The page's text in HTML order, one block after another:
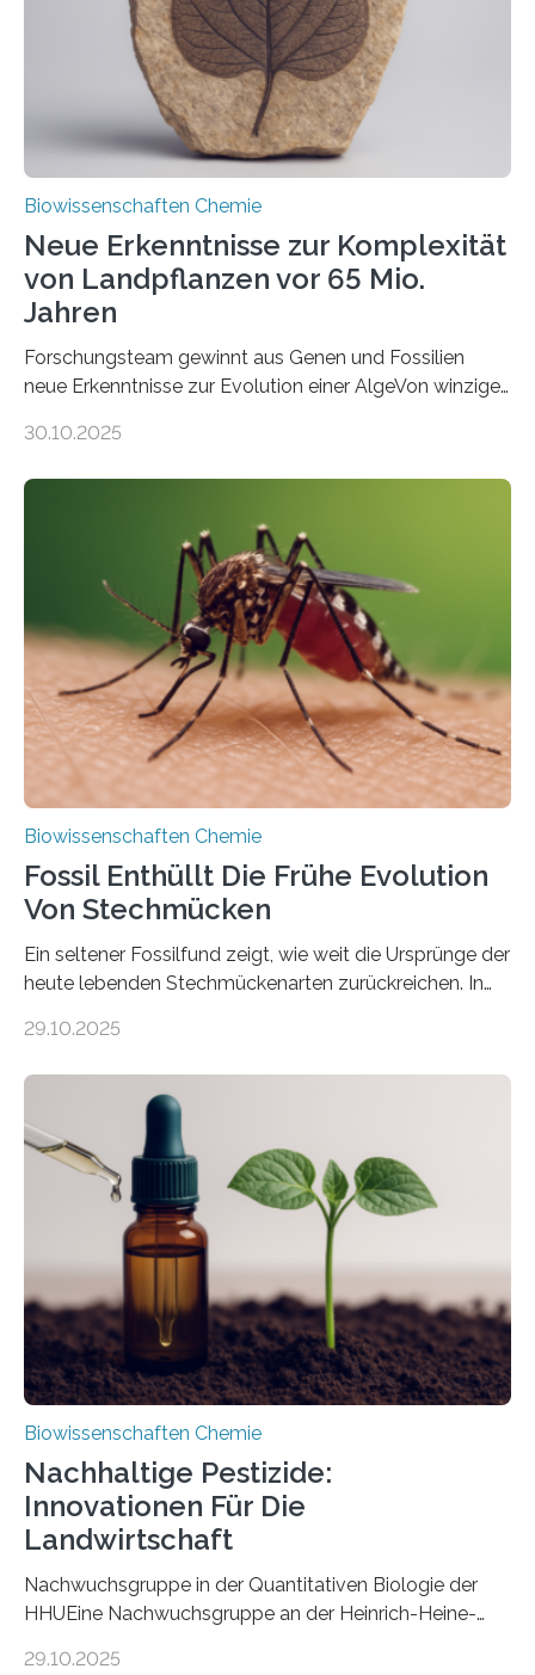
Funktionsfähigkeit der Organellen entscheidend ist. Die
Studie wurde am 28. Oktober 2025 in der
Fachzeitschrift…
Biowissenschaften Chemie
Neue Erkenntnisse zur Komplexität
von Landpflanzen vor 65 Mio.
Jahren
Forschungsteam gewinnt aus Genen und Fossilien
neue Erkenntnisse zur Evolution einer AlgeVon winzigen
Landpflanzen zählen zu den komplexesten
Grünalgen, die vor Hunderten von Millionen Jahren
lebten. Unter den Vorfahren sticht eine Gruppe heraus,
die noch heute in der Natur vorkommt: die
Süßwasseralge Coleochaetophyceae. Einige Arten
dieser Gruppe bilden aus Zellfäden dichte Geflechte
mit scheibenförmiger Gestalt. Was auffällig ist: Die
nächsten…
30.10.2025
Biowissenschaften Chemie
Fossil Enthüllt Die Frühe Evolution
Von Stechmücken
Ein seltener Fossilfund zeigt, wie weit die Ursprünge der
heute lebenden Stechmückenarten zurückreichen. In
Forschende die bisher älteste bekannte Stechmücken-
Region Kachin in Myanmar und hat sich in
ausgezeichnetem Zustand erhalten. Es konnte als neue
Art einer neuen Gattung beschrieben werden und trägt
nun den Namen Cretosabethes primaevus. Dieser erste
fossile Nachweis einer Stechmückenlarve in Bernstein
stellt gleichzeitig den ersten Fossilfund einer
Mückenlarve aus dem Mesozoikum dar, denn…
29.10.2025
Biowissenschaften Chemie
Nachhaltige Pestizide:
Innovationen Für Die
Landwirtschaft
Nachwuchsgruppe in der Quantitativen Biologie der
HHUEine Nachwuchsgruppe an der Heinrich-Heine-
fünf Jahren erforschen, wie Bakterien auf
29.10.2025